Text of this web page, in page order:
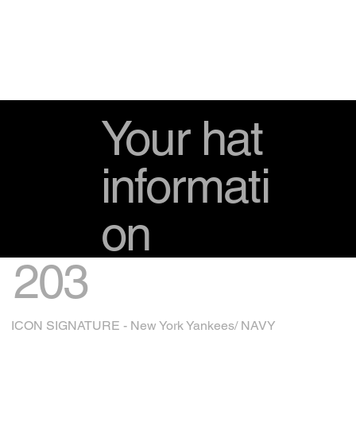
Your hat
informati
on
203
ICON SIGNATURE - New York Yankees/ NAVY